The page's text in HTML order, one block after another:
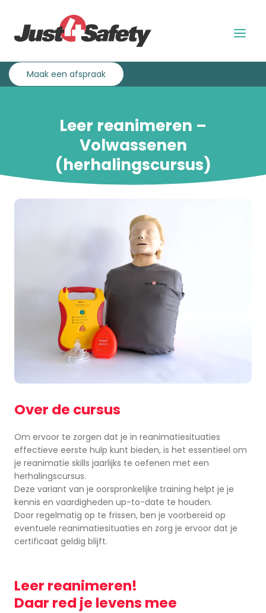
gaan
hoofdnavigatie
Menu
Maak een afspraak
Leer reanimeren –
Volwassenen
(herhalingscursus)
Over de cursus
Om ervoor te zorgen dat je in reanimatiesituaties
effectieve eerste hulp kunt bieden, is het essentieel om
je reanimatie skills jaarlijks te oefenen met een
herhalingscursus.
Deze variant van je oorspronkelijke training helpt je je
kennis en vaardigheden up-to-date te houden.
Door regelmatig op te frissen, ben je voorbereid op
eventuele reanimatiesituaties en zorg je ervoor dat je
certificaat geldig blijft.
Leer reanimeren!
Daar red je levens mee